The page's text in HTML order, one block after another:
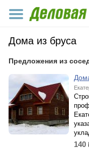
Дома из бруса
Предложения из
140